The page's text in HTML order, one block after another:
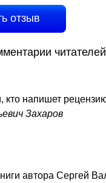
отзыв
читателей
кто напишет
Захаров
автора Сергей